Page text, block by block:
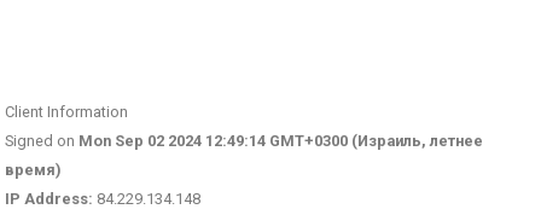
Client Information
Signed on Mon Sep 02 2024 12:49:14 GMT+0300 (Израиль, летнее
время)
IP Address: 84.229.134.148